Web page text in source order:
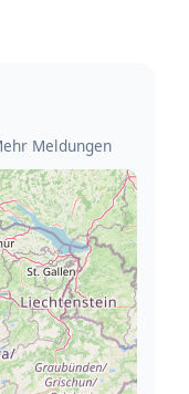
Meldungen